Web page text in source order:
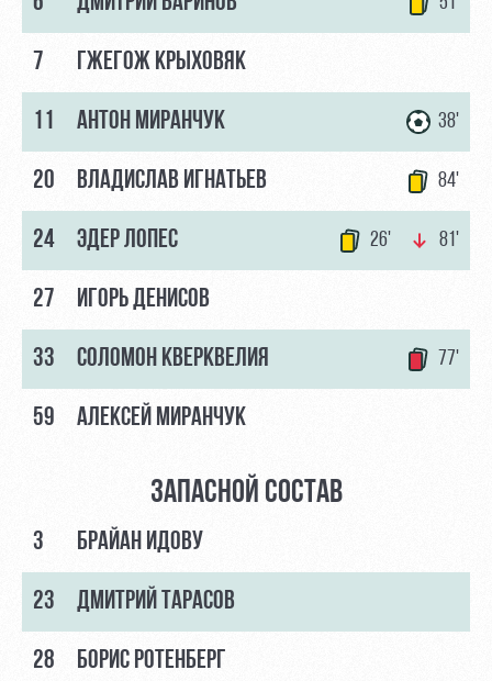
Ледовый
дворец
спортом
Контакты
Академии
Карта
болельщика
лояльности
Информация
для
болельщиков
7 ГЖЕГОЖ КРЫХОВЯК
11 АНТОН МИРАНЧУК 38'
20 ВЛАДИСЛАВ ИГНАТЬЕВ 84'
24 ЭДЕР ЛОПЕС 26' 81'
27 ИГОРЬ ДЕНИСОВ
33 СОЛОМОН КВЕРКВЕЛИЯ 77'
59 АЛЕКСЕЙ МИРАНЧУК
ЗАПАСНОЙ СОСТАВ
3 БРАЙАН ИДОВУ
23 ДМИТРИЙ ТАРАСОВ
28 БОРИС РОТЕНБЕРГ